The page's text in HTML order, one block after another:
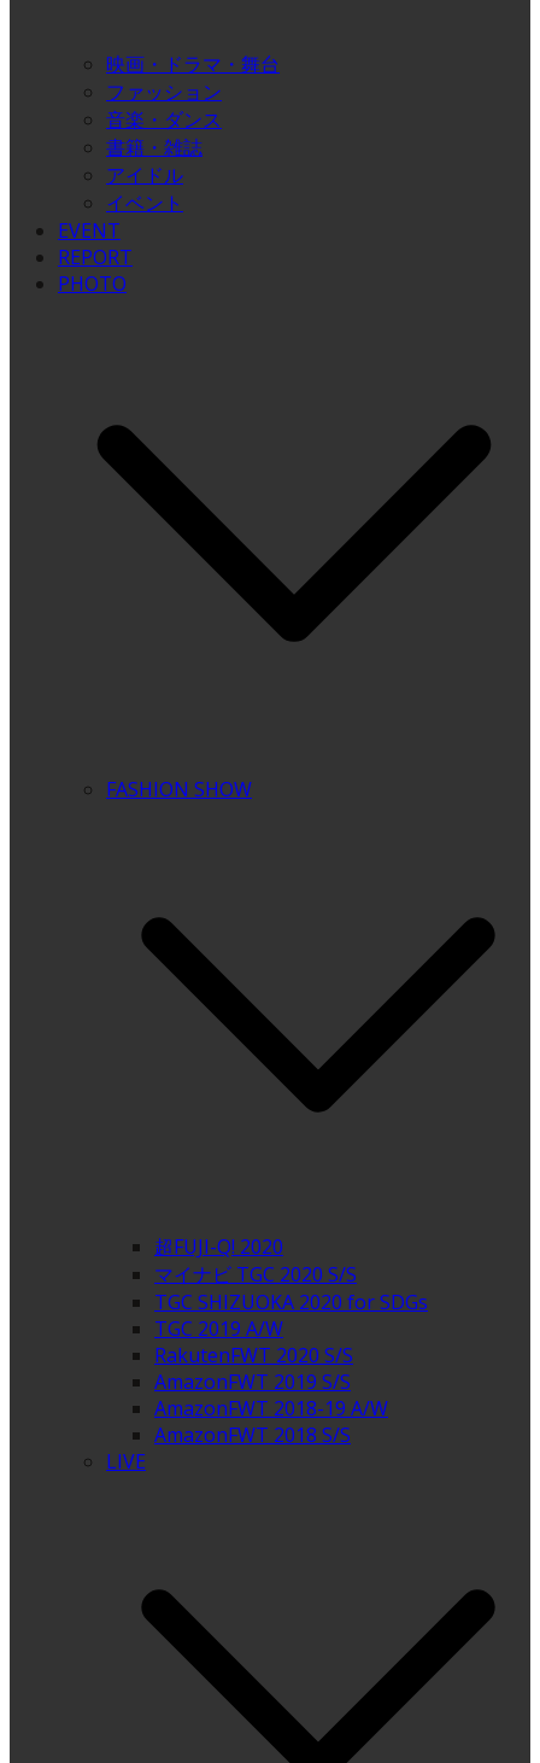
映画・ドラマ・舞台
ファッション
音楽・ダンス
書籍・雑誌
アイドル
イベント
EVENT
REPORT
PHOTO
FASHION SHOW
超FUJI-Q! 2020
マイナビ TGC 2020 S/S
TGC SHIZUOKA 2020 for SDGs
TGC 2019 A/W
RakutenFWT 2020 S/S
AmazonFWT 2019 S/S
AmazonFWT 2018-19 A/W
AmazonFWT 2018 S/S
LIVE